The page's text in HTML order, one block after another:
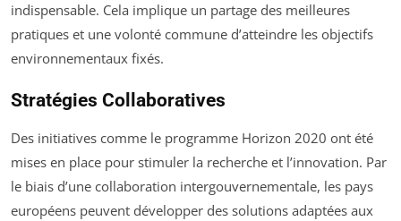
indispensable. Cela implique un partage des meilleures
pratiques et une volonté commune d’atteindre les objectifs
environnementaux fixés.
Stratégies Collaboratives
Des initiatives comme le programme Horizon 2020 ont été
mises en place pour stimuler la recherche et l’innovation. Par
le biais d’une collaboration intergouvernementale, les pays
européens peuvent développer des solutions adaptées aux